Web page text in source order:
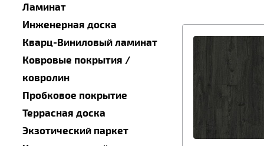
Ламинат
Инженерная доска
Кварц-Виниловый ламинат
Ковровые покрытия /
ковролин
Пробковое покрытие
Террасная доска
Экзотический паркет